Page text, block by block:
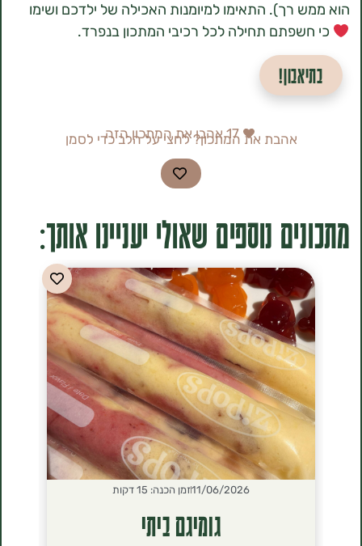
רך). התאימו למיומנות האכילה של ילדכם ושימו
תחילה לכל רכיבי המתכון בנפרד.
17אהבו את המתכון הזה
אהבת את המתכון? לחצי על הלב כדי לסמן
נוספים שאולי יעניינו אותך:
11/06/2026זמן הכנה: 15 דקות
גומיגם ביתי